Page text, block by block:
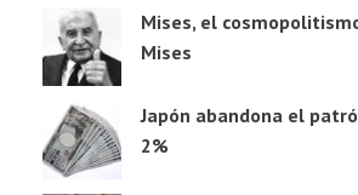
Mises, el
Mises
Japón abandona el
2%